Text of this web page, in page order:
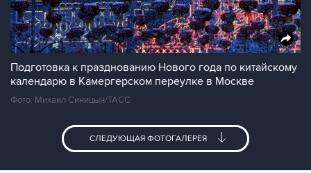
Подготовка к празднованию Нового года по китайскому
календарю в Камергерском переулке в Москве
Фото: Михаил Синицын/ТАСС
СЛЕДУЮЩАЯ ФОТОГАЛЕРЕЯ